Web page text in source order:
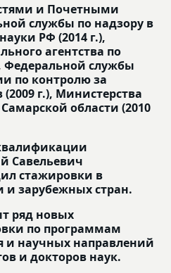
и Почетными
службы по надзору в
РФ (2014 г.),
агентства по
Федеральной службы
по контролю за
г.), Министерства
области (2010
Савельевич
стажировки в
и зарубежных стран.
ряд новых
по программам
и научных направлений
и докторов наук.